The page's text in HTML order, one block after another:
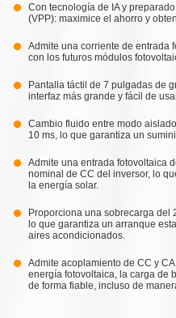
Con tecnología de IA y
(VPP): maximice el ahorro y
Admite una corriente de entrada
con los futuros módulos
Pantalla táctil de 7 pulgadas de
interfaz más grande y fácil de
Cambio fluido entre modo
10 ms, lo que garantiza un
Admite una entrada fotovoltaica
nominal de CC del inversor, lo
la energía solar.
Proporciona una sobrecarga del
lo que garantiza un arranque
aires acondicionados.
Admite acoplamiento de CC y
energía fotovoltaica, la carga de
de forma fiable, incluso de